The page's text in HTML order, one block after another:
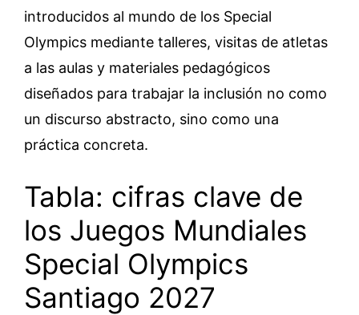
introducidos al mundo de los Special
Olympics mediante talleres, visitas de atletas
a las aulas y materiales pedagógicos
diseñados para trabajar la inclusión no como
un discurso abstracto, sino como una
práctica concreta.
Tabla: cifras clave de
los Juegos Mundiales
Special Olympics
Santiago 2027